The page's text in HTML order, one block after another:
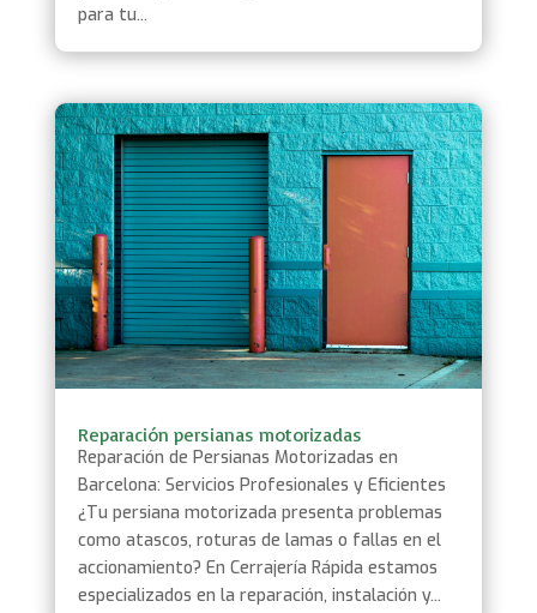
para tu...
Reparación persianas motorizadas
Reparación de Persianas Motorizadas en
Barcelona: Servicios Profesionales y Eficientes
¿Tu persiana motorizada presenta problemas
como atascos, roturas de lamas o fallas en el
accionamiento? En Cerrajería Rápida estamos
especializados en la reparación, instalación y...